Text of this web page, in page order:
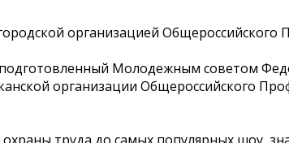
организацией Общероссийского
Молодежным советом
организации Общероссийского